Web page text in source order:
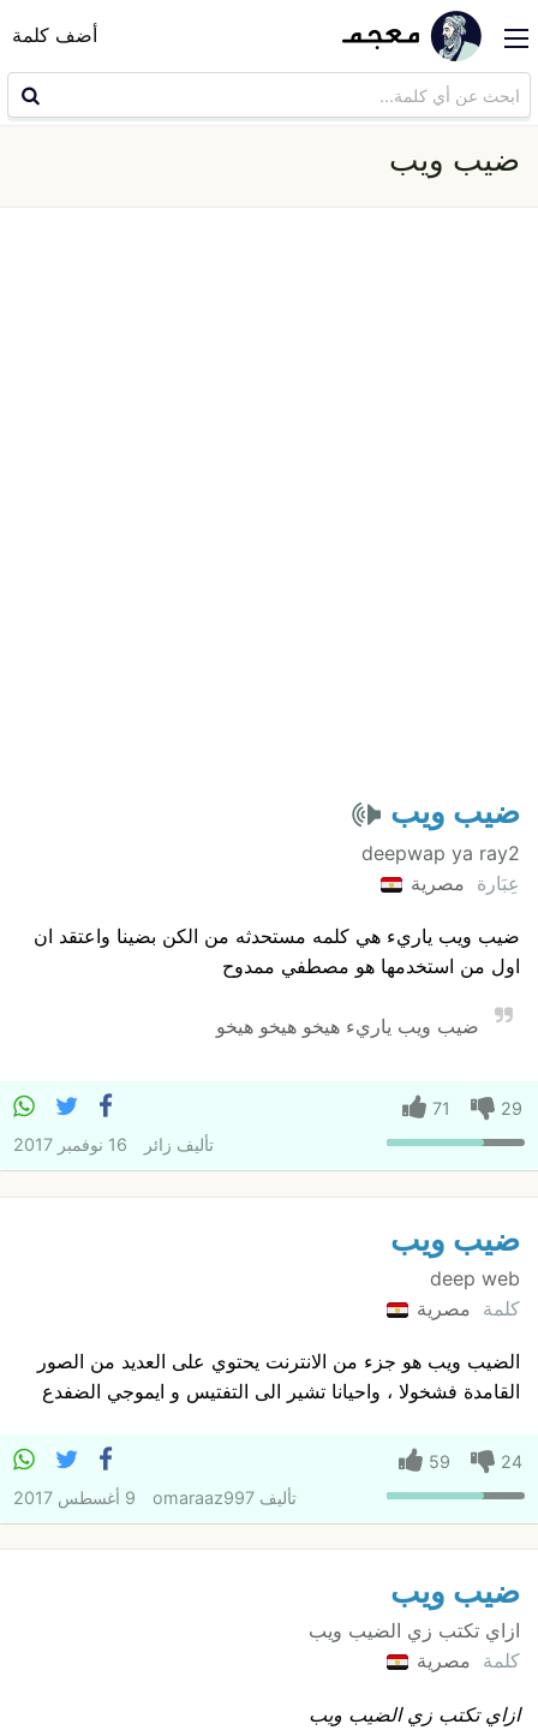
أضف كلمة
ضيب ويب
ضيب ويب
deepwap ya ray2
عِبَارة مصرية
ضيب ويب ياريء هي كلمه مستحدثه من الكن بضينا واعتقد ان
اول من استخدمها هو مصطفي ممدوح
ضيب ويب ياريء هيخو هيخو هيخو
29
71
تأليف زائر 16 نوفمبر 2017
ضيب ويب
deep web
كلمة مصرية
الضيب ويب هو جزء من الانترنت يحتوي على العديد من الصور
القامدة فشخولا ، واحيانا تشير الى التفتيس و ايموجي الضفدع
24
59
تأليفomaraaz997 9 أغسطس 2017
ضيب ويب
ازاي تكتب زي الضيب ويب
كلمة مصرية
ازاي تكتب زي الضيب ويب